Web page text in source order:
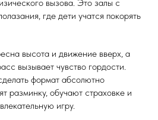
вызова. Это залы с
где дети учатся покорять
высота и движение вверх, а
вызывает чувство гордости.
формат абсолютно
разминку, обучают страховке и
игру.